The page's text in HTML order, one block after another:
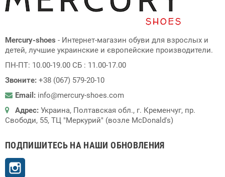
Mercury-shoes - Интернет-магазин обуви для взрослых и
детей, лучшие украинские и європейские производители.
ПН-ПТ: 10.00-19.00 СБ : 11.00-17.00
Звоните: +38 (067) 579-20-10
Email: info@mercury-shoes.com
Адрес: Украина, Полтавская обл., г. Кременчуг, пр.
Свободи, 55, ТЦ "Меркурий" (возле McDonald's)
ПОДПИШИТЕСЬ НА НАШИ ОБНОВЛЕНИЯ